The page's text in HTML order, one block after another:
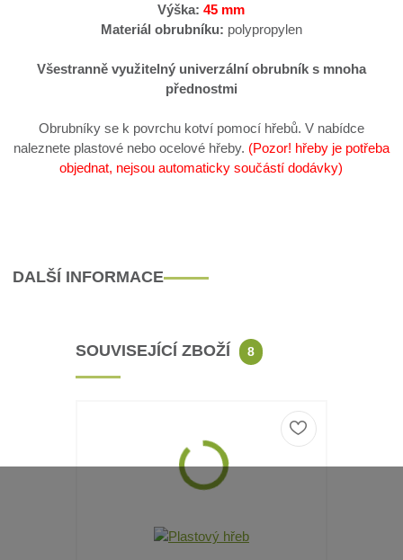
Výška:45 mm
Materiál obrubníku: polypropylen
Všestranně využitelný univerzální obrubník s mnoha
přednostmi
Obrubníky se k povrchu kotví pomocí hřebů. V nabídce
naleznete plastové nebo ocelové hřeby. (Pozor! hřeby je potřeba
objednat, nejsou automaticky součástí dodávky)
DALŠÍ INFORMACE
SOUVISEJÍCÍ ZBOŽÍ 8